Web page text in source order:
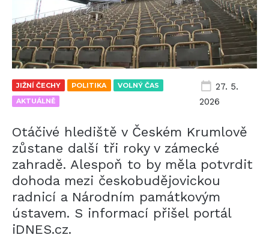
JIŽNÍ ČECHY POLITIKA
VOLNÝ ČAS
AKTUÁLNĚ
27. 5.
2026
Otáčivé hlediště v Českém Krumlově
zůstane další tři roky v zámecké
zahradě. Alespoň to by měla potvrdit
dohoda mezi českobudějovickou
radnicí a Národním památkovým
ústavem. S informací přišel portál
iDNES.cz.